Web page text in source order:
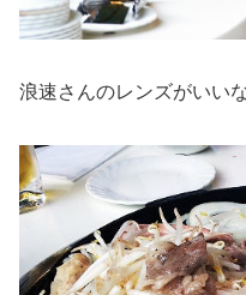
浪速さんのレンズがいい